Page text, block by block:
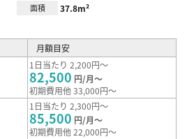
面積 37.8m²
月額目安
1日当たり 2,200円～
82,500 円/月～
初期費用他 33,000円～
1日当たり 2,300円～
85,500 円/月～
初期費用他 22,000円～